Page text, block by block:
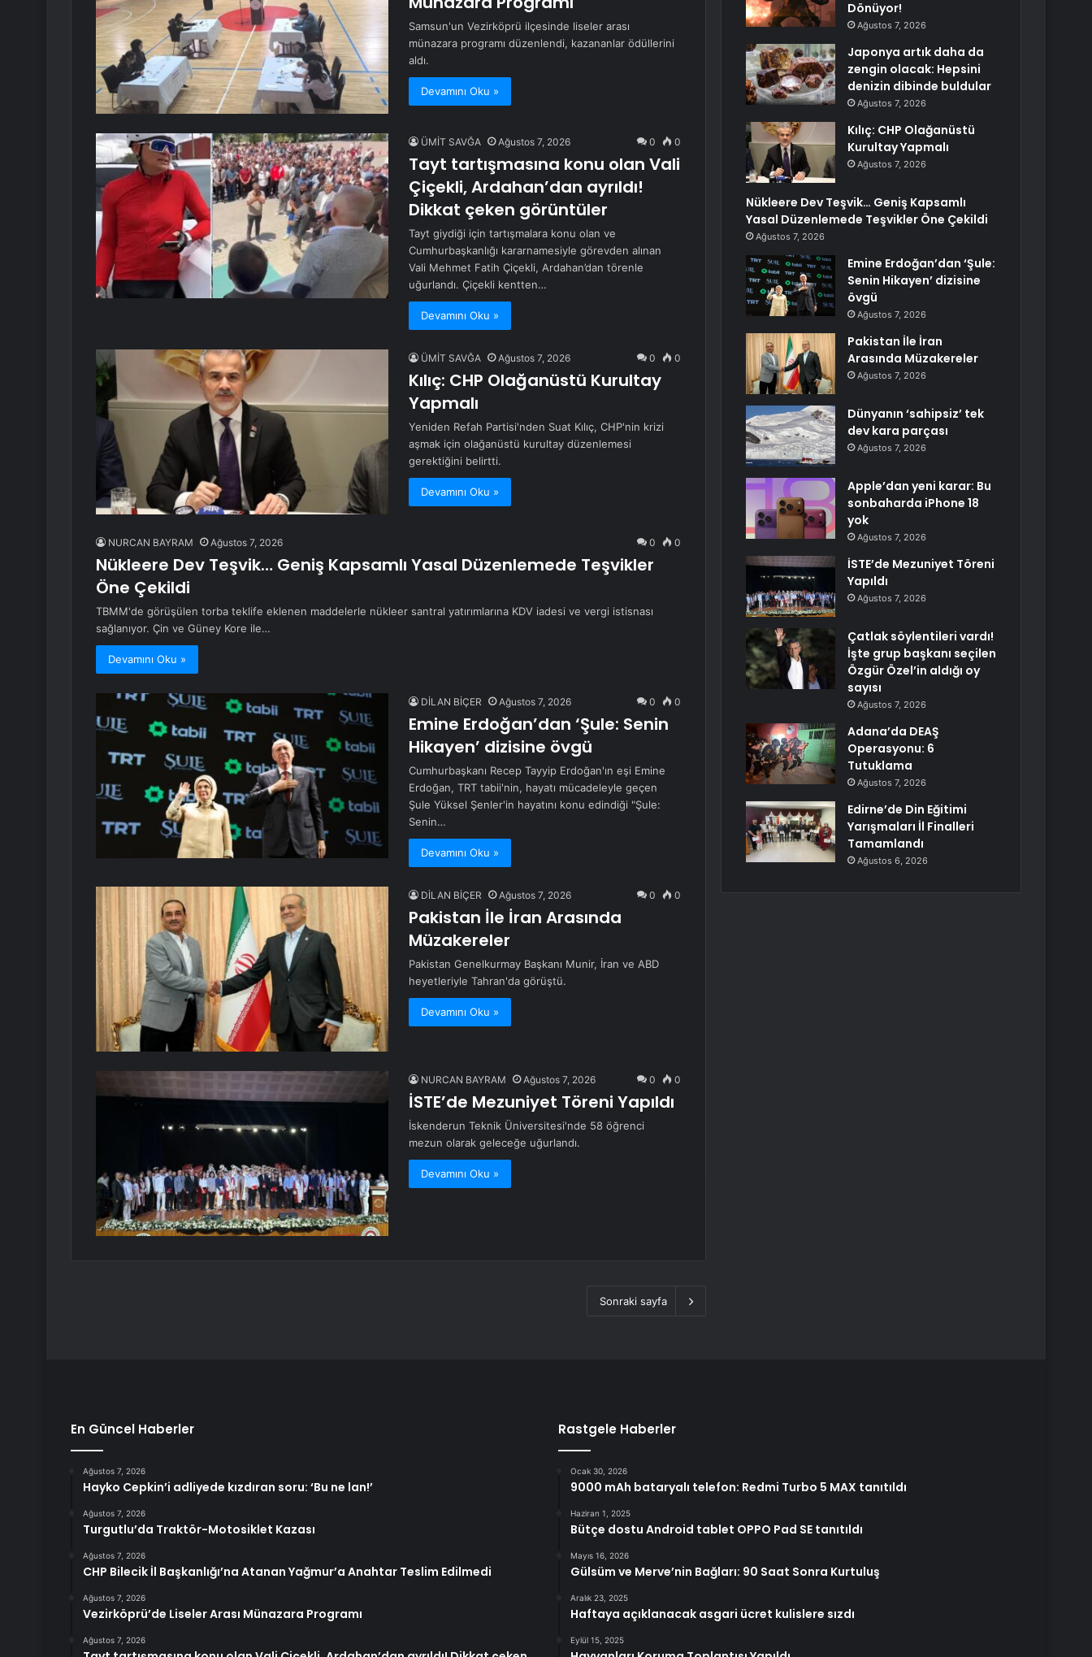
Samsun'un Vezirköprü ilçesinde liseler arası
münazara programı düzenlendi, kazananlar ödüllerini
aldı.
Devamını Oku »
ÜMİT SAVĞA Ağustos 7, 2026 0 0
Tayt tartışmasına konu olan Vali
Çiçekli, Ardahan’dan ayrıldı!
Dikkat çeken görüntüler
Tayt giydiği için tartışmalara konu olan ve
Cumhurbaşkanlığı kararnamesiyle görevden alınan
Vali Mehmet Fatih Çiçekli, Ardahan’dan törenle
uğurlandı. Çiçekli kentten…
Devamını Oku »
ÜMİT SAVĞA Ağustos 7, 2026 0 0
Kılıç: CHP Olağanüstü Kurultay
Yapmalı
Yeniden Refah Partisi'nden Suat Kılıç, CHP'nin krizi
aşmak için olağanüstü kurultay düzenlemesi
gerektiğini belirtti.
Devamını Oku »
NURCAN BAYRAM Ağustos 7, 2026 0 0
Nükleere Dev Teşvik… Geniş Kapsamlı Yasal Düzenlemede Teşvikler
Öne Çekildi
TBMM'de görüşülen torba teklife eklenen maddelerle nükleer santral yatırımlarına KDV iadesi ve vergi istisnası
sağlanıyor. Çin ve Güney Kore ile…
Devamını Oku »
DİLAN BİÇER Ağustos 7, 2026 0 0
Emine Erdoğan’dan ‘Şule: Senin
Hikayen’ dizisine övgü
Cumhurbaşkanı Recep Tayyip Erdoğan'ın eşi Emine
Erdoğan, TRT tabii'nin, hayatı mücadeleyle geçen
Şule Yüksel Şenler'in hayatını konu edindiği "Şule:
Senin…
Devamını Oku »
DİLAN BİÇER Ağustos 7, 2026 0 0
Pakistan İle İran Arasında
Müzakereler
Pakistan Genelkurmay Başkanı Munir, İran ve ABD
heyetleriyle Tahran'da görüştü.
Devamını Oku »
NURCAN BAYRAM Ağustos 7, 2026 0 0
İSTE’de Mezuniyet Töreni Yapıldı
İskenderun Teknik Üniversitesi'nde 58 öğrenci
mezun olarak geleceğe uğurlandı.
Devamını Oku »
Sonraki sayfa
Dönüyor!
Ağustos 7, 2026
Japonya artık daha da
zengin olacak: Hepsini
denizin dibinde buldular
Ağustos 7, 2026
Kılıç: CHP Olağanüstü
Kurultay Yapmalı
Ağustos 7, 2026
Nükleere Dev Teşvik… Geniş Kapsamlı
Yasal Düzenlemede Teşvikler Öne Çekildi
Ağustos 7, 2026
Emine Erdoğan’dan ‘Şule:
Senin Hikayen’ dizisine
övgü
Ağustos 7, 2026
Pakistan İle İran
Arasında Müzakereler
Ağustos 7, 2026
Dünyanın ‘sahipsiz’ tek
dev kara parçası
Ağustos 7, 2026
Apple’dan yeni karar: Bu
sonbaharda iPhone 18
yok
Ağustos 7, 2026
İSTE’de Mezuniyet Töreni
Yapıldı
Ağustos 7, 2026
Çatlak söylentileri vardı!
İşte grup başkanı seçilen
Özgür Özel’in aldığı oy
sayısı
Ağustos 7, 2026
Adana’da DEAŞ
Operasyonu: 6
Tutuklama
Ağustos 7, 2026
Edirne’de Din Eğitimi
Yarışmaları İl Finalleri
Tamamlandı
Ağustos 6, 2026
En Güncel Haberler
Ağustos 7, 2026
Hayko Cepkin’i adliyede kızdıran soru: ‘Bu ne lan!’
Ağustos 7, 2026
Turgutlu’da Traktör-Motosiklet Kazası
Ağustos 7, 2026
CHP Bilecik İl Başkanlığı’na Atanan Yağmur’a Anahtar Teslim Edilmedi
Ağustos 7, 2026
Vezirköprü’de Liseler Arası Münazara Programı
Ağustos 7, 2026
Rastgele Haberler
Ocak 30, 2026
9000 mAh bataryalı telefon: Redmi Turbo 5 MAX tanıtıldı
Haziran 1, 2025
Bütçe dostu Android tablet OPPO Pad SE tanıtıldı
Mayıs 16, 2026
Gülsüm ve Merve’nin Bağları: 90 Saat Sonra Kurtuluş
Aralık 23, 2025
Haftaya açıklanacak asgari ücret kulislere sızdı
Eylül 15, 2025